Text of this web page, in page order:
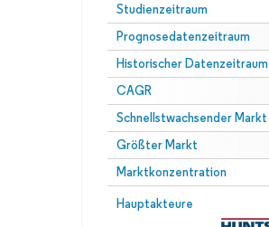
Studienzeitraum
Prognosedatenzeitraum
Historischer Datenzeitraum
CAGR
Schnellstwachsender Markt
Größter Markt
Marktkonzentration
Hauptakteure